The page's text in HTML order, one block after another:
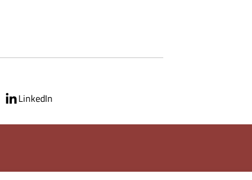
LinkedIn